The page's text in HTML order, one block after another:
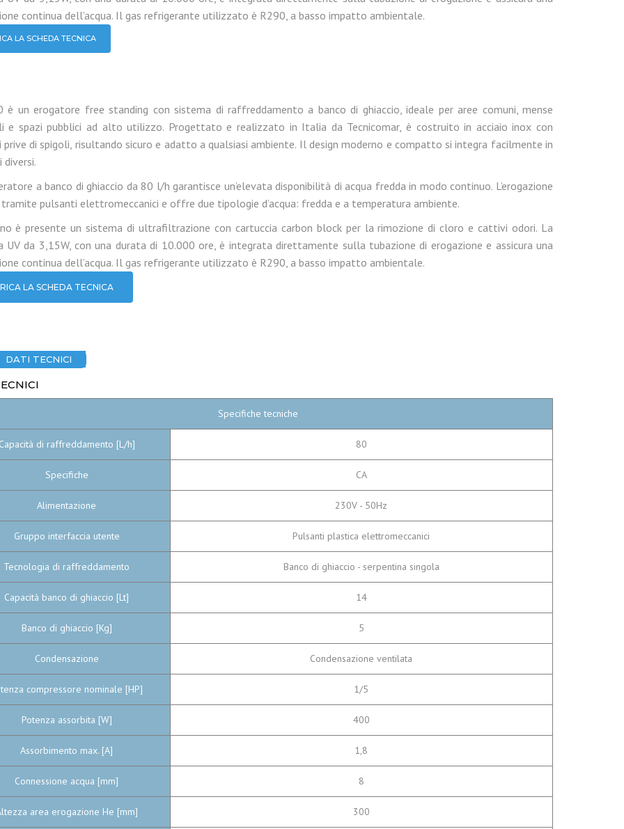
continua dell’acqua. Il gas refrigerante utilizzato è R290, a basso impatto ambientale.
LA SCHEDA TECNICA
è un erogatore free standing con sistema di raffreddamento a banco di ghiaccio, ideale per aree comuni, mense
e spazi pubblici ad alto utilizzo. Progettato e realizzato in Italia da Tecnicomar, è costruito in acciaio inox con
prive di spigoli, risultando sicuro e adatto a qualsiasi ambiente. Il design moderno e compatto si integra facilmente in
a banco di ghiaccio da 80 l/h garantisce un’elevata disponibilità di acqua fredda in modo continuo. L’erogazione
pulsanti elettromeccanici e offre due tipologie d’acqua: fredda e a temperatura ambiente.
è presente un sistema di ultrafiltrazione con cartuccia carbon block per la rimozione di cloro e cattivi odori. La
UV da 3,15W, con una durata di 10.000 ore, è integrata direttamente sulla tubazione di erogazione e assicura una
continua dell’acqua. Il gas refrigerante utilizzato è R290, a basso impatto ambientale.
LA SCHEDA TECNICA
DATI TECNICI
Specifiche tecniche
di raffreddamento [L/h] 80
Specifiche CA
Alimentazione 230V - 50Hz
Gruppo interfaccia utente Pulsanti plastica elettromeccanici
Tecnologia di raffreddamento Banco di ghiaccio - serpentina singola
Capacità banco di ghiaccio [Lt] 14
Banco di ghiaccio [Kg] 5
Condensazione Condensazione ventilata
compressore nominale [HP] 1/5
Potenza assorbita [W] 400
Assorbimento max. [A] 1,8
Connessione acqua [mm] 8
area erogazione He [mm] 300